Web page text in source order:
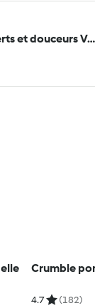
Larousse Cuisiner light - Desserts et douceurs Vol.I
Crumble
4.7 (182)